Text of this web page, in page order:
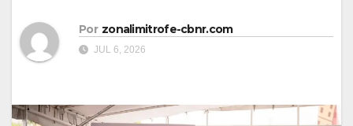
Por zonalimitrofe-cbnr.com
JUL 6, 2026